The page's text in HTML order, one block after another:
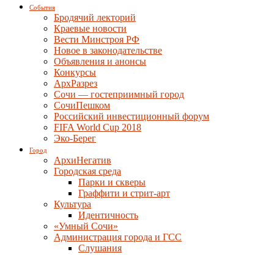
События
Бродячий лекторий
Краевые новости
Вести Минстроя РФ
Новое в законодательстве
Объявления и анонсы
Конкурсы
АрхРазрез
Сочи — гостеприимный город
СочиПешком
Российский инвестиционный форум
FIFA World Cup 2018
Эко-Берег
Город
АрхиНегатив
Городская среда
Парки и скверы
Граффити и стрит-арт
Культура
Идентичность
«Умный Сочи»
Администрация города и ГСС
Слушания